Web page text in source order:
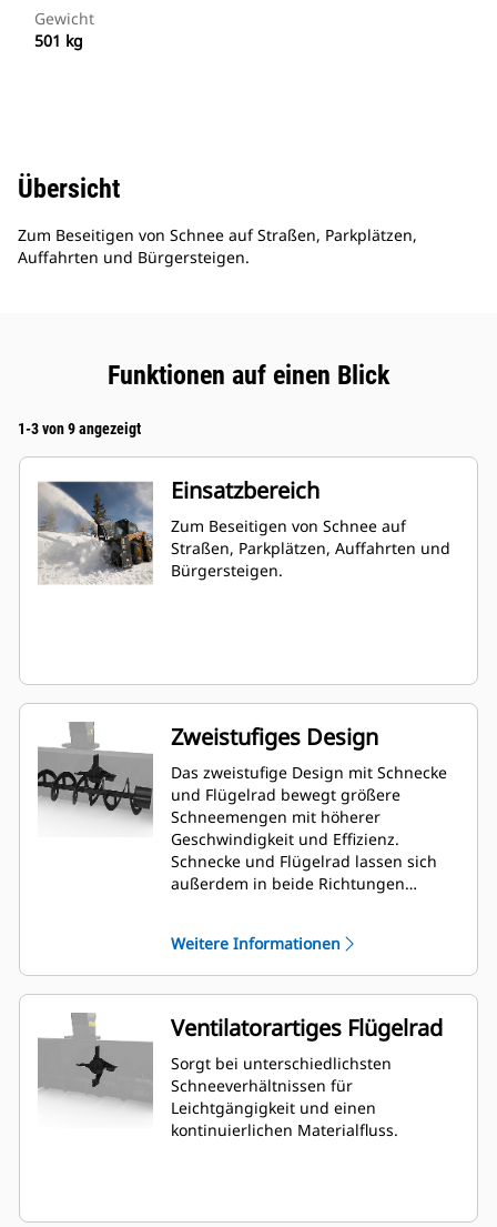
Gewicht
501 kg
Übersicht
Zum Beseitigen von Schnee auf Straßen, Parkplätzen,
Auffahrten und Bürgersteigen.
Funktionen auf einen Blick
1-3 von 9 angezeigt
Einsatzbereich
Zum Beseitigen von Schnee auf
Straßen, Parkplätzen, Auffahrten und
Bürgersteigen.
Zweistufiges Design
Das zweistufige Design mit Schnecke
und Flügelrad bewegt größere
Schneemengen mit höherer
Geschwindigkeit und Effizienz.
Schnecke und Flügelrad lassen sich
außerdem in beide Richtungen
Maschine zu verlassen.
Weitere Informationen
Ventilatorartiges Flügelrad
Sorgt bei unterschiedlichsten
Schneeverhältnissen für
Leichtgängigkeit und einen
kontinuierlichen Materialfluss.